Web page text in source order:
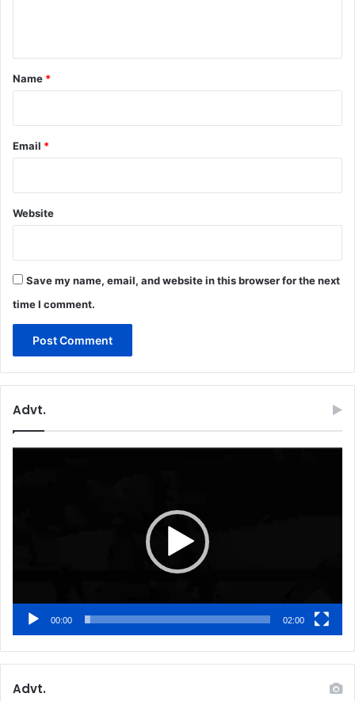
*
Name *
Email *
Website
Save my name, email, and website in this browser for the next
time I comment.
Advt.
00:00 02:00
Advt.